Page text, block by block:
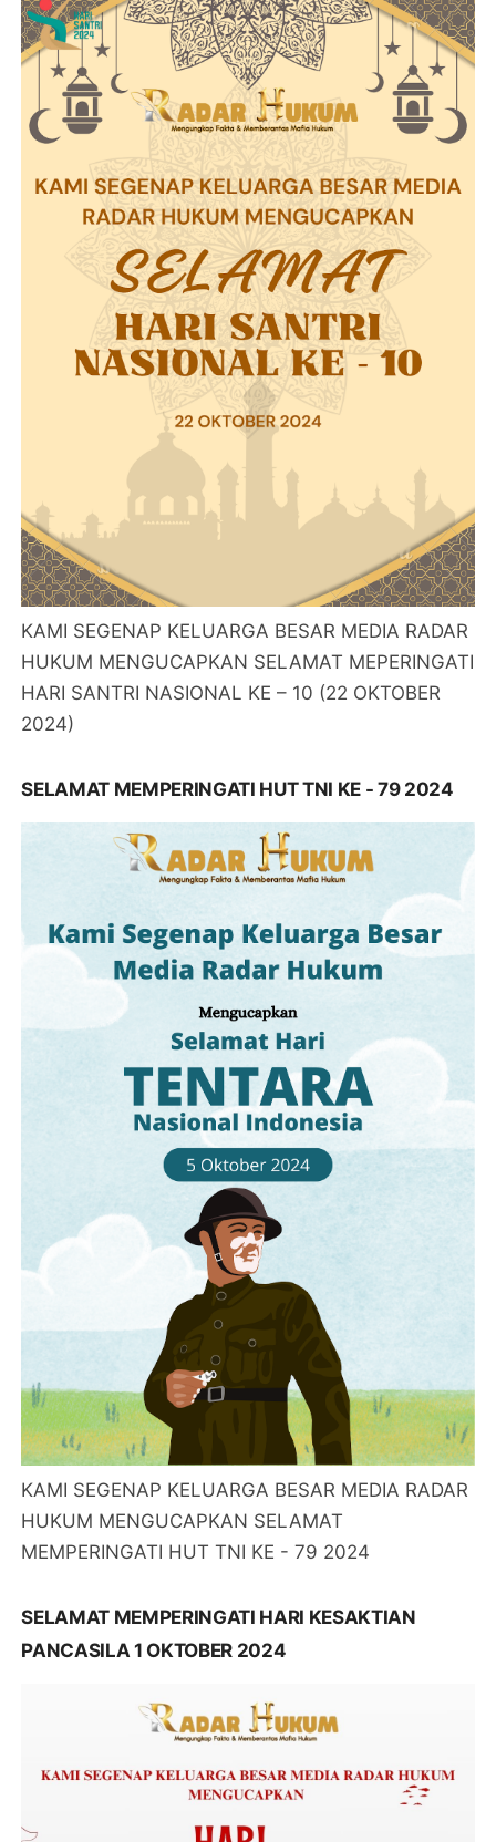
KAMI SEGENAP KELUARGA BESAR MEDIA RADAR
HUKUM MENGUCAPKAN SELAMAT MEPERINGATI
HARI SANTRI NASIONAL KE – 10 (22 OKTOBER
2024)
SELAMAT MEMPERINGATI HUT TNI KE - 79 2024
KAMI SEGENAP KELUARGA BESAR MEDIA RADAR
HUKUM MENGUCAPKAN SELAMAT
MEMPERINGATI HUT TNI KE - 79 2024
SELAMAT MEMPERINGATI HARI KESAKTIAN
PANCASILA 1 OKTOBER 2024